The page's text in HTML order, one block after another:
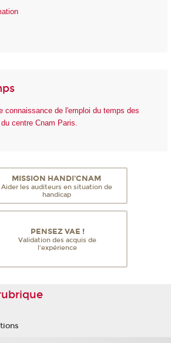
connaissance de l'emploi du temps des
centre Cnam Paris.
MISSION HANDI'CNAM
Aider les auditeurs en situation de
handicap
PENSEZ VAE !
Validation des acquis de
l'expérience